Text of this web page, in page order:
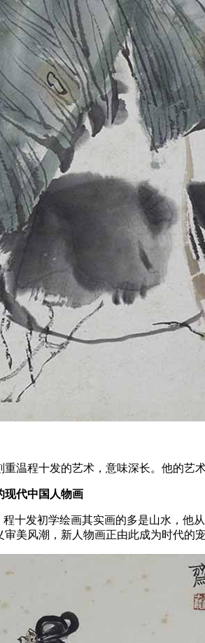
温程十发的艺术，意味深长。他的
现代中国人物画
十发初学绘画其实画的多是山水，
美风潮，新人物画正由此成为时代的宠